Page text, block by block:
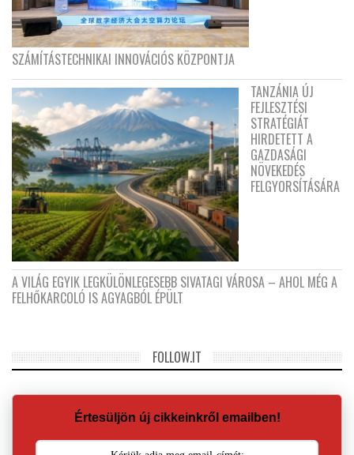
SZÁMÍTÁSTECHNIKAI INNOVÁCIÓS KÖZPONTJA
TANZÁNIA ÚJ
FEJLESZTÉSI
STRATÉGIÁT
HIRDETETT A
GAZDASÁGI
NÖVEKEDÉS
FELGYORSÍTÁSÁRA
A VILÁG EGYIK LEGKÜLÖNLEGESEBB SIVATAGI VÁROSA – AHOL MÉG A
FELHŐKARCOLÓ IS AGYAGBÓL ÉPÜLT
FOLLOW.IT
Értesüljön új cikkeinkről emailben!